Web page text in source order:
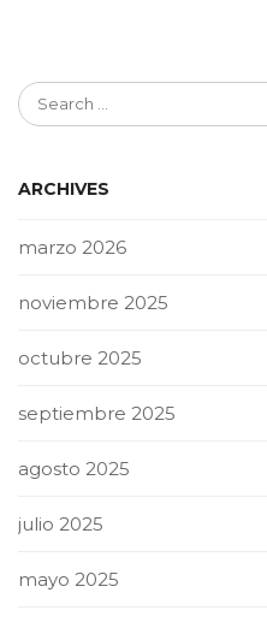
ARCHIVES
marzo 2026
noviembre 2025
octubre 2025
septiembre 2025
agosto 2025
julio 2025
mayo 2025